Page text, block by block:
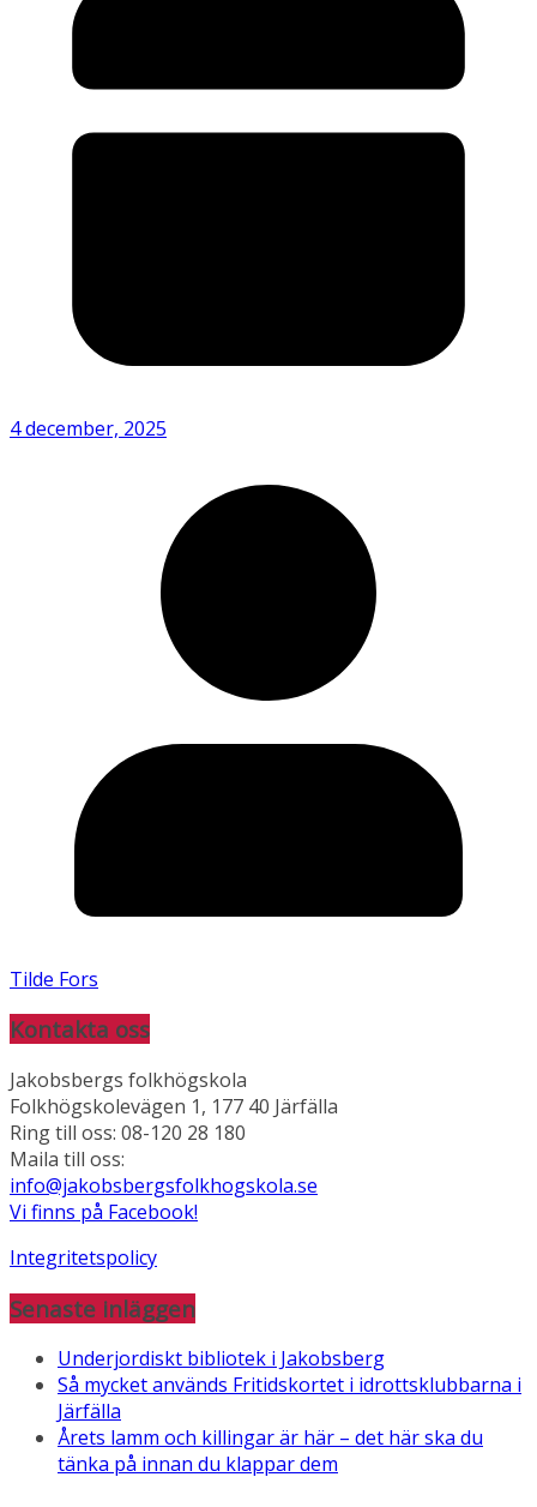
4 december, 2025
Tilde Fors
Kontakta oss
Jakobsbergs folkhögskola
Folkhögskolevägen 1, 177 40 Järfälla
Ring till oss: 08-120 28 180
Maila till oss:
info@jakobsbergsfolkhogskola.se
Vi finns på Facebook!
Integritetspolicy
Senaste inläggen
Underjordiskt bibliotek i Jakobsberg
Så mycket används Fritidskortet i idrottsklubbarna i
Järfälla
Årets lamm och killingar är här – det här ska du
tänka på innan du klappar dem